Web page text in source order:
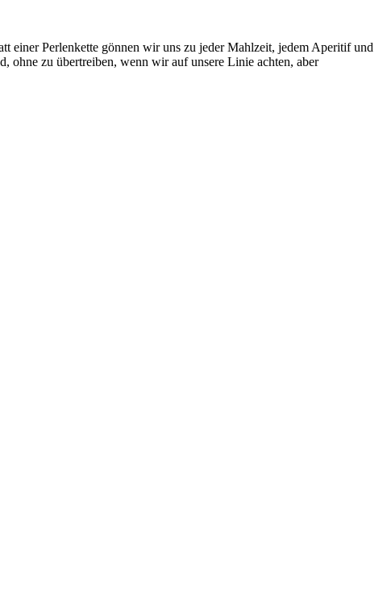
einer Perlenkette gönnen wir uns zu jeder Mahlzeit, jedem Aperitif und
ohne zu übertreiben, wenn wir auf unsere Linie achten, aber